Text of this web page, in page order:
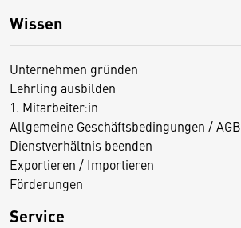
Wissen
Unternehmen gründen
Lehrling ausbilden
1. Mitarbeiter:in
Allgemeine Geschäftsbedingungen / AGB
Dienstverhältnis beenden
Exportieren / Importieren
Förderungen
Service